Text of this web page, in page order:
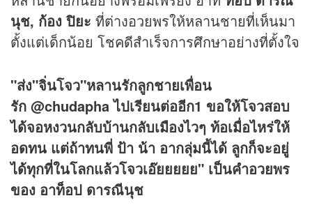
นุช, ก้อง ปิยะ ที่ต่างอวยพรให้หลานชายที่เห็นมา
ตั้งแต่เด็กน้อย โชคดีสำเร็จการศึกษาอย่างที่ตั้งใจ
"ส่ง"จิ่นโจว"หลานรักลูกชายเพื่อน
รัก @chudapha ไปเรียนต่ออีก1 ขอให้โจวสอบ
ได้จอหงวนกลับบ้านกลับเมืองไวๆ ท้อเมื่อไหร่ให้
อดทน แต่ถ้าทนพี่ ป้า น้า อากลุ่มนี้ได้ ลูกก็จะอยู่
ได้ทุกที่ในโลกแล้วโจวเอ๊ยยยยย" เป็นคำอวยพร
ของ อาท็อป ดารณีนุช